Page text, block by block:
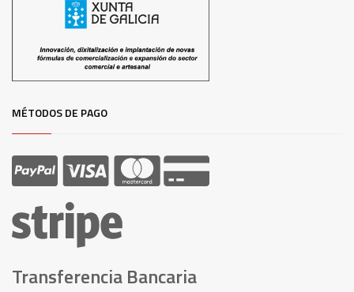
MÉTODOS DE PAGO
Transferencia Bancaria